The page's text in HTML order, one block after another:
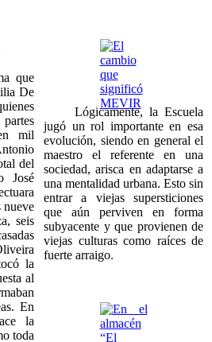
que
De
mil
del
José
nueve
seis
la
al
En
la
toda
Lógicamente, la Escuela
jugó un rol importante en esa
evolución, siendo en general el
maestro el referente en una
sociedad, arisca en adaptarse a
una mentalidad urbana. Esto sin
entrar a viejas supersticiones
que aún perviven en forma
subyacente y que provienen de
viejas culturas como raíces de
fuerte arraigo.